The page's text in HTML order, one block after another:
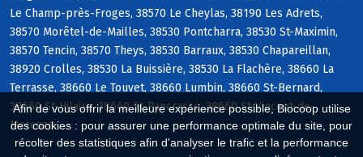
Afin de vous offrir la meilleure expérience possible, Biocoop utilise
des cookies : pour assurer une performance optimale du site, pour
récolter des statistiques afin d'analyser le trafic et la performance
Le Champ-près-Froges, 38570 Le Cheylas, 38190 Les Adrets,
38570 Morêtel-de-Mailles, 38530 Pontcharra, 38530 St-Maximin,
38570 Tencin, 38570 Theys, 38530 Barraux, 38530 Chapareillan,
38920 Crolles, 38530 La Buissière, 38530 La Flachère, 38660 La
Terrasse, 38660 Le Touvet, 38660 Lumbin, 38660 St-Bernard,
38660 St-Hilaire, 38660 St-Pancrasse, 38660 St-Vincent-de-
Mercuze